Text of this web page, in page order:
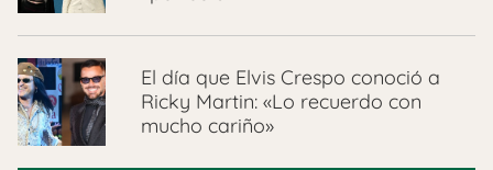
El día que Elvis Crespo conoció a
Ricky Martin: «Lo recuerdo con
mucho cariño»